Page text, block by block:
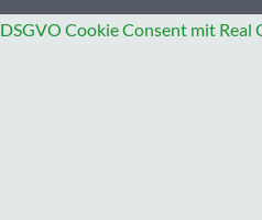
DSGVO Cookie Consent mit Real